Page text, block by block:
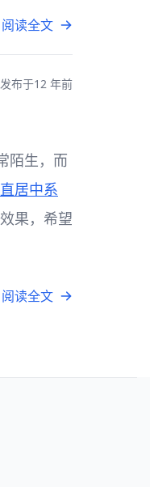
阅读全文
发布于12 年前
陌生，而
居中系
果，希望
阅读全文